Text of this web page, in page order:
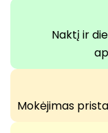
Naktį ir
Mokėjimas